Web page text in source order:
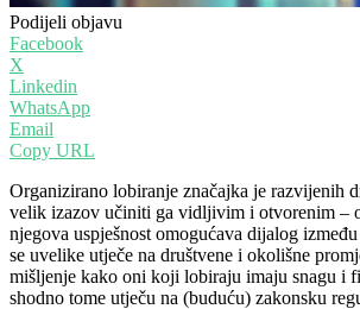
Podijeli objavu
Facebook
X
Linkedin
WhatsApp
Email
Copy URL
Organizirano lobiranje značajka je razvijenih
velik izazov učiniti ga vidljivim i otvorenim –
njegova uspješnost omogućava dijalog
se uvelike utječe na društvene i okolišne
mišljenje kako oni koji lobiraju imaju snagu i
shodno tome utječu na (buduću) zakonsku